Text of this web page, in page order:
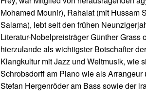
Mohamed Mounir), Rahalat (mit Hussam
Salama), lebt seit den frühen
Literatur-Nobelpreisträger Günther
hierzulande als wichtigster Botschafter
Klangkultur mit Jazz und Weltmusik, wie
Schrobsdorff am Piano wie als
Stefan Hergenröder am Bass sowie der